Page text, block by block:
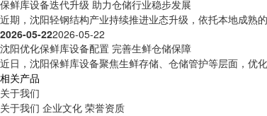
保鲜库设备迭代升级 助力仓储行业稳步发展
近期，沈阳轻钢结构产业持续推进业态升级，依托本地成熟
2026-05-222026-05-22
沈阳优化保鲜库设备配置 完善生鲜仓储保障
近日，沈阳保鲜库设备聚焦生鲜存储、仓储管护等层面，优
相关产品
关于我们
关于我们 企业文化 荣誉资质